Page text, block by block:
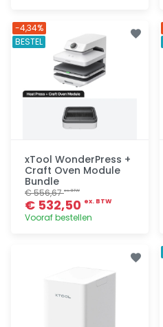
xTool WonderPress +
Craft Oven Module
Bundle
€ 556,67ex. BTW
€ 532,50 ex. BTW
Vooraf bestellen
-4,34%
BESTEL